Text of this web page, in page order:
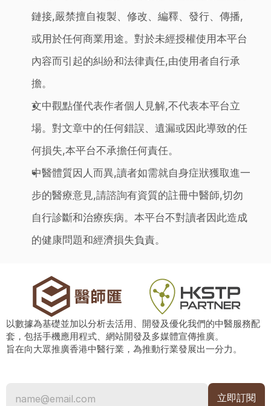
鏈接,嚴禁擅自複製、修改、編釋、發行、傳播,
或用於任何商業用途。對於未經授權使用本平台
內容而引起的糾紛和法律責任,由使用者自行承
擔。
文中觀點僅代表作者個人見解,不代表本平台立
場。對文章中的任何錯誤、遺漏或因此導致的任
何損失,本平台不承擔任何責任。
中醫體質因人而異,讀者如需就自身症狀獲取進一
步的醫療意見,請諮詢有資質的註冊中醫師,切勿
自行診斷和治療疾病。本平台不對讀者因此造成
的健康問題和經濟損失負責。
以數據為基礎並加以分析去活用、開發及優化我們的中醫服務配
套，包括手機應用程式、網站開發及多媒體宣傳推廣。
旨在向大眾推廣香港中醫行業，為推動行業發展出一分力。